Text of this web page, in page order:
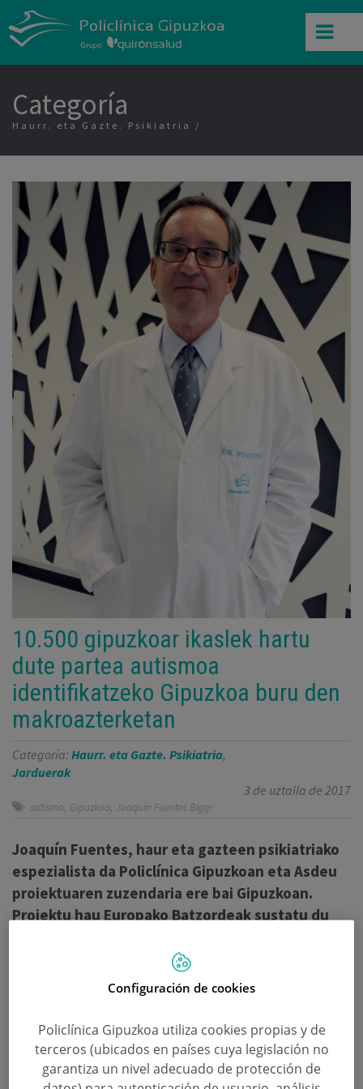
Categoría
Haurr. eta Gazte. Psikiatria
10.500 gipuzkoar ikaslek hartu
dute partea autismoa
identifikatzeko Gipuzkoa buru den
makroazterketan
Categoría: Haurr. eta Gazte. Psikiatria,
Jarduerak
3 de uztaila de 2017
autismo, Gipuzkoa, Joaquín Fuentes Biggi
Joaquín Fuentes, haur eta gazteen psikiatriako
espezialista da Policlínica Gipuzkoan eta Asdeu
proiektuaren zuzendaria ere bai Gipuzkoan.
Proiektu hau Europako Batzordeak sustatu du
talderekin. Bigarren fasea oraintxe hasi da.
Configuración de cookies
Policlínica Gipuzkoa utiliza cookies propias y de
terceros (ubicados en países cuya legislación no
garantiza un nivel adecuado de protección de